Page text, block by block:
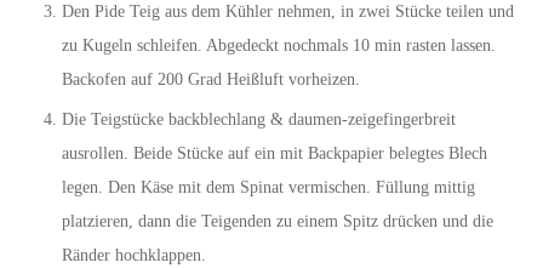
Den Pide Teig aus dem Kühler nehmen, in zwei Stücke teilen und
zu Kugeln schleifen. Abgedeckt nochmals 10 min rasten lassen.
Backofen auf 200 Grad Heißluft vorheizen.
Die Teigstücke backblechlang & daumen-zeigefingerbreit
ausrollen. Beide Stücke auf ein mit Backpapier belegtes Blech
legen. Den Käse mit dem Spinat vermischen. Füllung mittig
platzieren, dann die Teigenden zu einem Spitz drücken und die
Ränder hochklappen.